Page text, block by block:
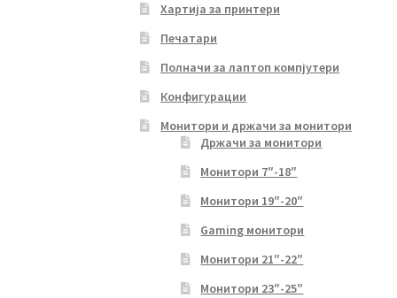
Хартија за принтери
Печатари
Полначи за лаптоп компјутери
Конфигурации
Монитори и држачи за монитори
Држачи за монитори
Монитори 7″-18″
Монитори 19″-20″
Gaming монитори
Монитори 21″-22″
Монитори 23″-25″